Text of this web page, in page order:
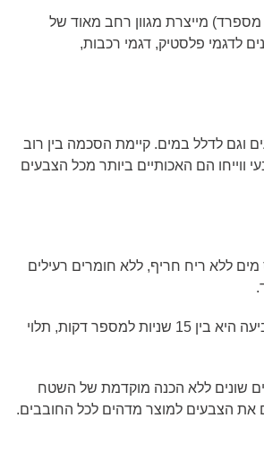
מספרד) מייצרת מגוון רחב מאוד של
לדגמי פלסטיק, דגמי רכבות,
וגם לדלל במים. קיימת הסכמה בין רוב
ווייחו הם האכותיים ביותר מכל הצבעים
ללא ריח חריף, ללא חומרים רעילים
המתנה בין שכבות צביעה היא בין 15 שניות למספר דקות, תלוי
שונים ללא הכנה מוקדמת של השטח
את הצבעים למוצר מדהים לכל החובבים.